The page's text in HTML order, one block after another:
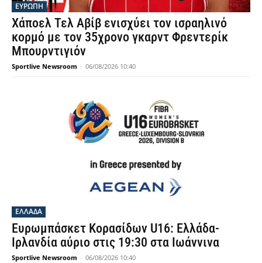
ΕΥΡΩΠΗ
Χάποελ Τελ Αβίβ ενισχύει τον ισραηλινό
κορμό με τον 35χρονο γκαρντ Φρεντερίκ
Μπουρντιγιόν
Sportlive Newsroom - 06/08/2026 10:40
ΕΛΛΑΔΑ
Ευρωμπάσκετ Κορασίδων U16: Ελλάδα-
Ιρλανδία αύριο στις 19:30 στα Ιωάννινα
Sportlive Newsroom - 06/08/2026 10:40